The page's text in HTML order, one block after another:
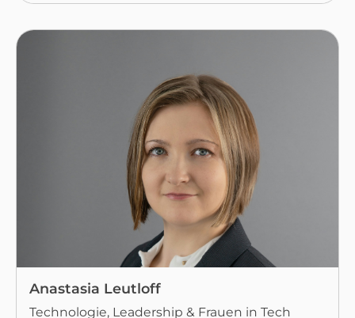
Anastasia Leutloff
Technologie, Leadership & Frauen in Tech